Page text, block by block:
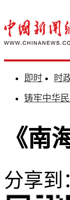
即时 时
铸牢中华
《南
分享到